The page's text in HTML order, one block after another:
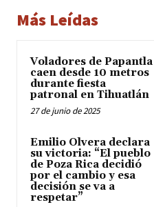
Más Leídas
Voladores de Papantla
caen desde 10 metros
durante fiesta
patronal en Tihuatlán
27 de junio de 2025
Emilio Olvera declara
su victoria: “El pueblo
de Poza Rica decidió
por el cambio y esa
decisión se va a
respetar”